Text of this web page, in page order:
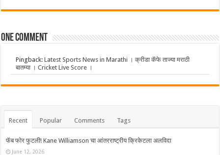
One comment
Pingback:Latest Sports News in Marathi । क्रीडा कॅफे ताज्या मराठी
बातम्या । Cricket Live Score ।
Recent Popular Comments Tags
फॅब फोर फुटली! Kane Williamson चा आंतरराष्ट्रीय क्रिकेटला अलविदा
June 12, 2026